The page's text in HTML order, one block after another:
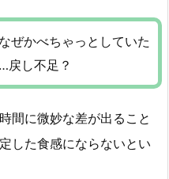
ぜかべちゃっとしていた
戻し不足？
間に微妙な差が出ること
した食感にならないとい